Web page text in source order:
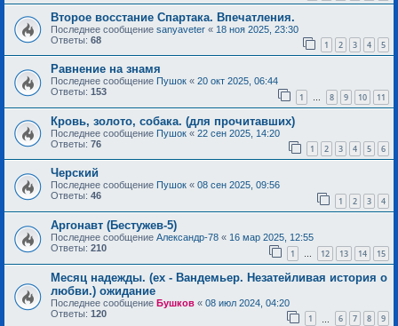
Второе восстание Спартака. Впечатления.
Последнее сообщение sanyaveter « 18 ноя 2025, 23:30
Ответы: 68 1 2 3 4 5
Равнение на знамя
Последнее сообщение Пушок « 20 окт 2025, 06:44
Ответы: 153 1 … 8 9 10 11
Кровь, золото, собака. (для прочитавших)
Последнее сообщение Пушок « 22 сен 2025, 14:20
Ответы: 76 1 2 3 4 5 6
Черский
Последнее сообщение Пушок « 08 сен 2025, 09:56
Ответы: 46 1 2 3 4
Аргонавт (Бестужев-5)
Последнее сообщение Александр-78 « 16 мар 2025, 12:55
Ответы: 210 1 … 12 13 14 15
Месяц надежды. (ex - Вандемьер. Незатейливая история о
любви.) ожидание
Последнее сообщение Бушков « 08 июл 2024, 04:20
Ответы: 120 1 6 7 8 9